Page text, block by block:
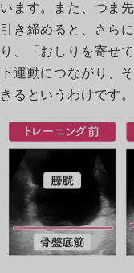
います。また、つま
引き締めると、さら
り、「おしりを寄せ
下運動につながり、
きるというわけです。